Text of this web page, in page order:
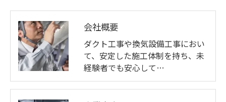
会社概要
ダクト工事や換気設備工事におい
て、安定した施工体制を持ち、未
経験者でも安心して…